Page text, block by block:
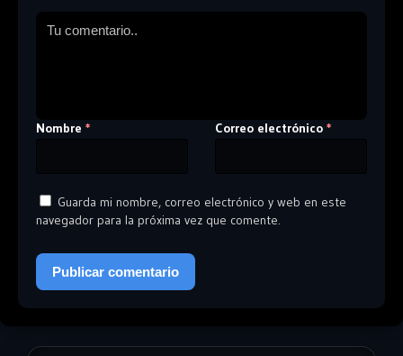
Nombre * Correo electrónico *
Guarda mi nombre, correo electrónico y web en este
navegador para la próxima vez que comente.